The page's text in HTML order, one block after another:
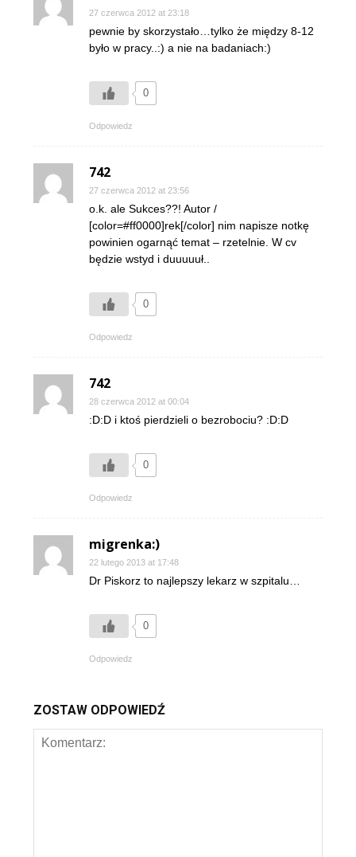
27 czerwca 2012 at 23:18
pewnie by skorzystało…tylko że między 8-12
było w pracy..:) a nie na badaniach:)
0
Odpowiedz
742
27 czerwca 2012 at 23:56
o.k. ale Sukces??! Autor /
[color=#ff0000]rek[/color] nim napisze notkę
powinien ogarnąć temat – rzetelnie. W cv
będzie wstyd i duuuuuł..
0
Odpowiedz
742
28 czerwca 2012 at 00:04
:D:D i ktoś pierdzieli o bezrobociu? :D:D
0
Odpowiedz
migrenka:)
22 lutego 2013 at 17:48
Dr Piskorz to najlepszy lekarz w szpitalu…
0
Odpowiedz
ZOSTAW ODPOWIEDŹ